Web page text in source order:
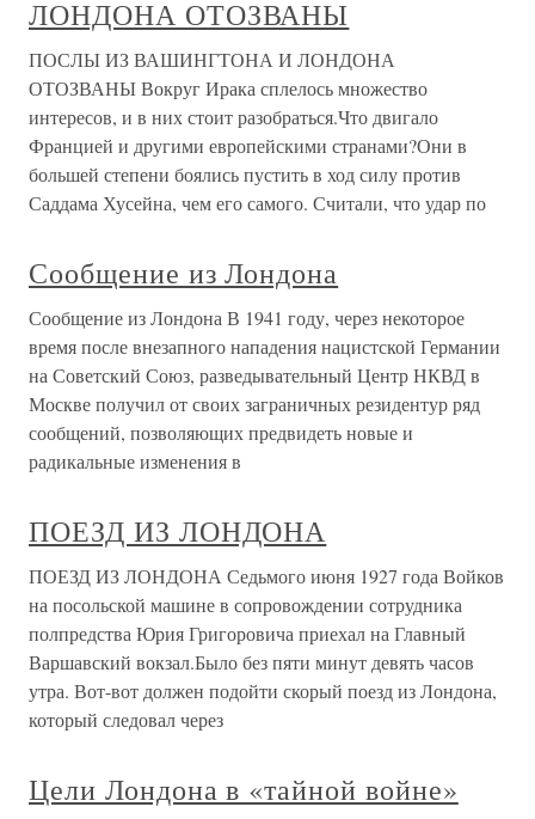
ЛОНДОНА ОТОЗВАНЫ
ПОСЛЫ ИЗ ВАШИНГТОНА И ЛОНДОНА
ОТОЗВАНЫ Вокруг Ирака сплелось множество
интересов, и в них стоит разобраться.Что двигало
Францией и другими европейскими странами?Они в
большей степени боялись пустить в ход силу против
Саддама Хусейна, чем его самого. Считали, что удар по
Сообщение из Лондона
Сообщение из Лондона В 1941 году, через некоторое
время после внезапного нападения нацистской Германии
на Советский Союз, разведывательный Центр НКВД в
Москве получил от своих заграничных резидентур ряд
сообщений, позволяющих предвидеть новые и
радикальные изменения в
ПОЕЗД ИЗ ЛОНДОНА
ПОЕЗД ИЗ ЛОНДОНА Седьмого июня 1927 года Войков
на посольской машине в сопровождении сотрудника
полпредства Юрия Григоровича приехал на Главный
Варшавский вокзал.Было без пяти минут девять часов
утра. Вот-вот должен подойти скорый поезд из Лондона,
который следовал через
Цели Лондона в «тайной войне»